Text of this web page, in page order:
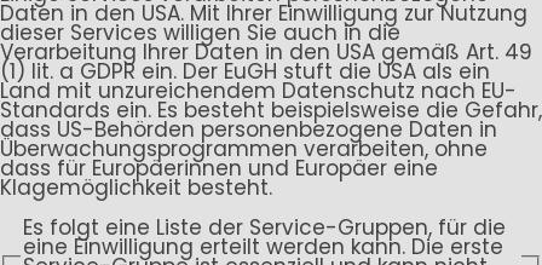
Daten in den USA. Mit Ihrer Einwilligung zur Nutzung
dieser Services willigen Sie auch in die
Verarbeitung Ihrer Daten in den USA gemäß Art. 49
(1) lit. a GDPR ein. Der EuGH stuft die USA als ein
Land mit unzureichendem Datenschutz nach EU-
Standards ein. Es besteht beispielsweise die Gefahr,
dass US-Behörden personenbezogene Daten in
Überwachungsprogrammen verarbeiten, ohne
dass für Europäerinnen und Europäer eine
Klagemöglichkeit besteht.
Es folgt eine Liste der Service-Gruppen, für die
eine Einwilligung erteilt werden kann. Die erste